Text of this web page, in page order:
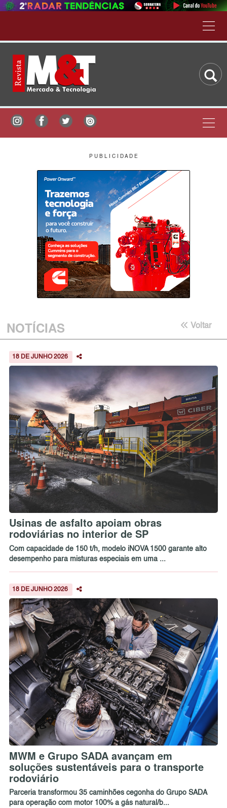
P U B L I C I D A D E
NOTÍCIAS Voltar
18 DE JUNHO 2026
Usinas de asfalto apoiam obras
rodoviárias no interior de SP
Com capacidade de 150 t/h, modelo iNOVA 1500 garante alto
desempenho para misturas especiais em uma ...
18 DE JUNHO 2026
MWM e Grupo SADA avançam em
soluções sustentáveis para o transporte
rodoviário
Parceria transformou 35 caminhões cegonha do Grupo SADA
para operação com motor 100% a gás natural/b...